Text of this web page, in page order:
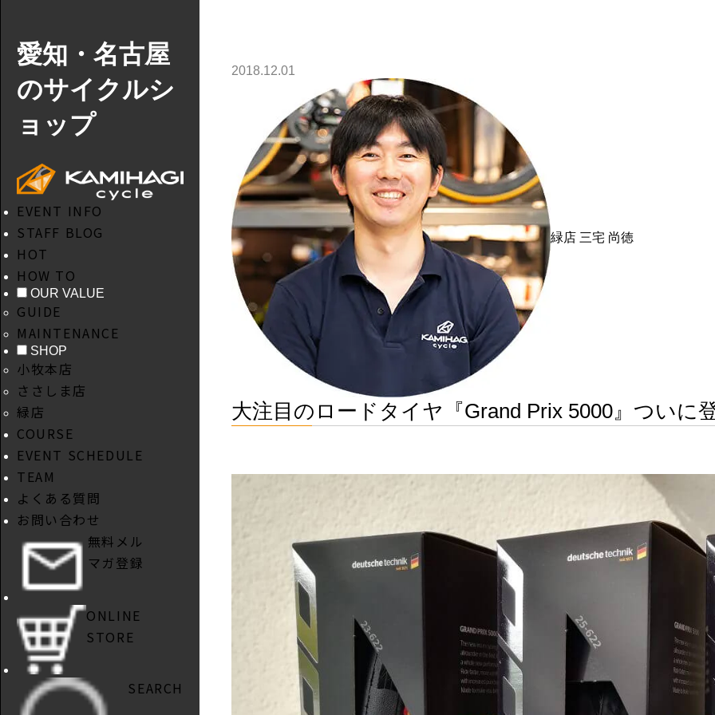
愛知・名古屋
のサイクルシ
ョップ
EVENT INFO
STAFF BLOG
HOT
HOW TO
OUR VALUE
GUIDE
MAINTENANCE
SHOP
小牧本店
ささしま店
緑店
COURSE
EVENT SCHEDULE
TEAM
よくある質問
お問い合わせ
無料メル
マガ登録
ONLINE
STORE
SEARCH
2018.12.01
緑店 三宅 尚徳
大注目のロードタイヤ『Grand Prix 5000』つい